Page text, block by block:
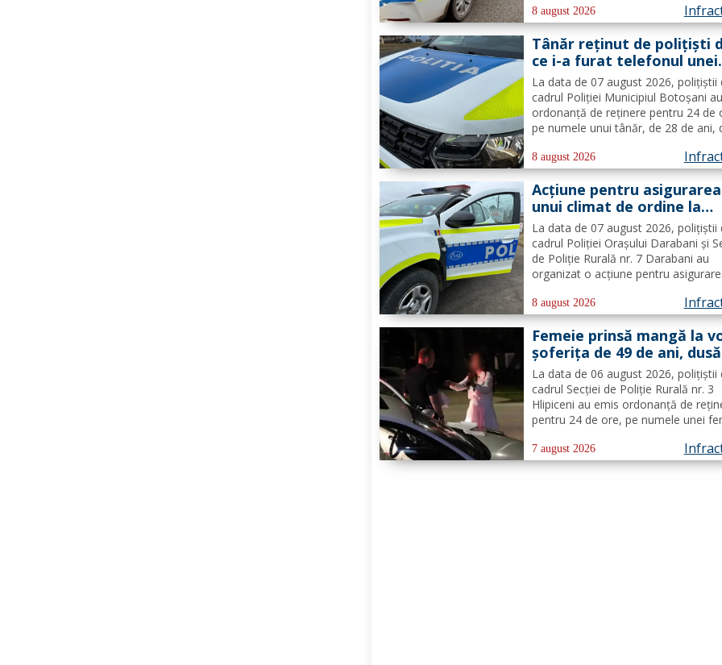
pentru prevenirea și combaterea
de natură penală și
verificarea...
8 august 2026
Tânăr reținut de polițiști
ce i-a furat telefonul unei
femei
La data de 07 august 2026, polițiștii
cadrul Poliției Municipiul Botoșani
ordonanță de reținere pentru 24 de
pe numele unui tânăr, de 28 de ani,
comiterea infracțiunii de furt. În
probatoriului administrat, s-a stabilit
faptul că, în...
8 august 2026
Acțiune pentru asigurarea
unui climat de ordine la
Darabani
La data de 07 august 2026, polițiștii
cadrul Poliției Orașului Darabani și
de Poliție Rurală nr. 7 Darabani au
organizat o acțiune pentru
creșterea gradului de siguranță
combaterea faptelor antisociale, în
localitatea...
8 august 2026
Femeie prinsă mangă la
șoferița de 49 de ani, dusă
direct în arest
La data de 06 august 2026, polițiștii
cadrul Secției de Poliție Rurală nr. 3
Hlipiceni au emis ordonanță de
pentru 24 de ore, pe numele unei
cercetată pentru comiterea
conducerea unui vehicul sub
7 august 2026